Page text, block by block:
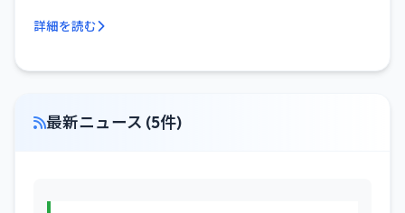
詳細を読む
最新ニュース (5件)